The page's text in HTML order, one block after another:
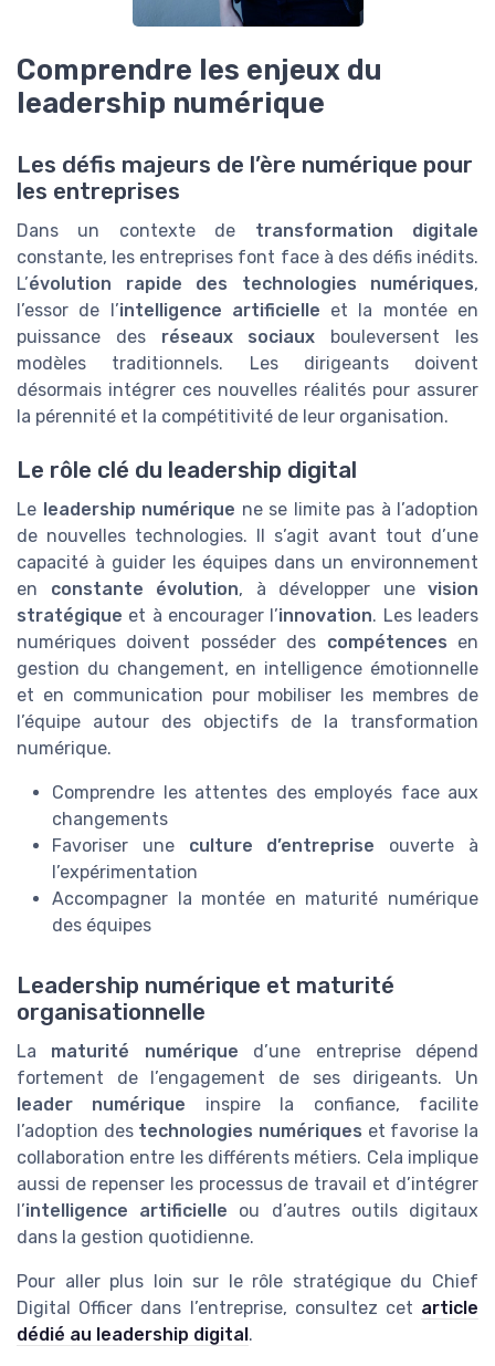
Comprendre les enjeux du
leadership numérique
Les défis majeurs de l’ère numérique pour
les entreprises
Dans un contexte de transformation digitale
constante, les entreprises font face à des défis inédits.
L’évolution rapide des technologies numériques,
l’essor de l’intelligence artificielle et la montée en
puissance des réseaux sociaux bouleversent les
modèles traditionnels. Les dirigeants doivent
désormais intégrer ces nouvelles réalités pour assurer
la pérennité et la compétitivité de leur organisation.
Le rôle clé du leadership digital
Le leadership numérique ne se limite pas à l’adoption
de nouvelles technologies. Il s’agit avant tout d’une
capacité à guider les équipes dans un environnement
en constante évolution, à développer une vision
stratégique et à encourager l’innovation. Les leaders
numériques doivent posséder des compétences en
gestion du changement, en intelligence émotionnelle
et en communication pour mobiliser les membres de
l’équipe autour des objectifs de la transformation
numérique.
Comprendre les attentes des employés face aux
changements
Favoriser une culture d’entreprise ouverte à
l’expérimentation
Accompagner la montée en maturité numérique
des équipes
Leadership numérique et maturité
organisationnelle
La maturité numérique d’une entreprise dépend
fortement de l’engagement de ses dirigeants. Un
leader numérique inspire la confiance, facilite
l’adoption des technologies numériques et favorise la
collaboration entre les différents métiers. Cela implique
aussi de repenser les processus de travail et d’intégrer
l’intelligence artificielle ou d’autres outils digitaux
dans la gestion quotidienne.
Pour aller plus loin sur le rôle stratégique du Chief
Digital Officer dans l’entreprise, consultez cet article
dédié au leadership digital.